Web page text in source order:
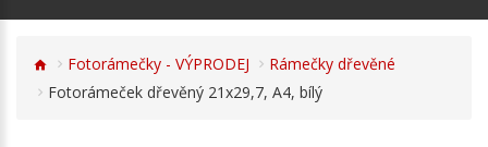
Fotorámečky - VÝPRODEJ
Rámečky dřevěné
Fotorámeček dřevěný 21x29,7, A4, bílý